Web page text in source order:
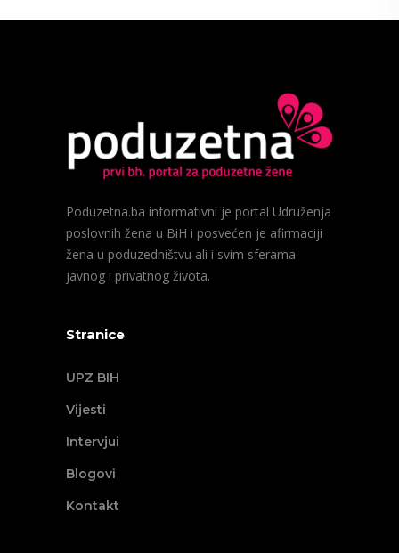
Poduzetna.ba informativni je portal Udruženja
poslovnih žena u BiH i posvećen je afirmaciji
žena u poduzedništvu ali i svim sferama
javnog i privatnog života.
Stranice
UPZ BIH
Vijesti
Intervjui
Blogovi
Kontakt